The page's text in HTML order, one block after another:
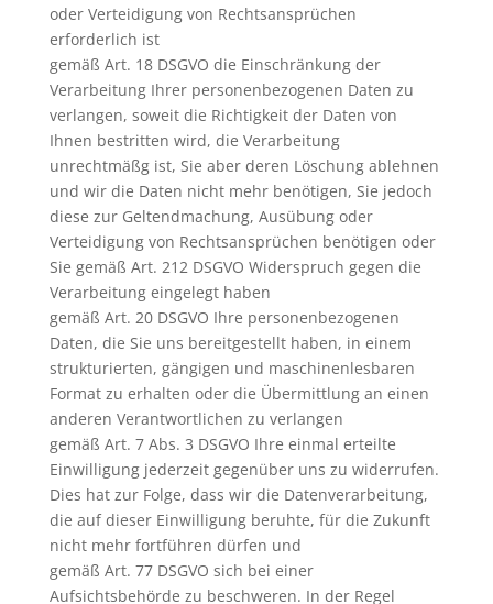
oder Verteidigung von Rechtsansprüchen
erforderlich ist
gemäß Art. 18 DSGVO die Einschränkung der
Verarbeitung Ihrer personenbezogenen Daten zu
verlangen, soweit die Richtigkeit der Daten von
Ihnen bestritten wird, die Verarbeitung
unrechtmäßg ist, Sie aber deren Löschung ablehnen
und wir die Daten nicht mehr benötigen, Sie jedoch
diese zur Geltendmachung, Ausübung oder
Verteidigung von Rechtsansprüchen benötigen oder
Sie gemäß Art. 212 DSGVO Widerspruch gegen die
Verarbeitung eingelegt haben
gemäß Art. 20 DSGVO Ihre personenbezogenen
Daten, die Sie uns bereitgestellt haben, in einem
strukturierten, gängigen und maschinenlesbaren
Format zu erhalten oder die Übermittlung an einen
anderen Verantwortlichen zu verlangen
gemäß Art. 7 Abs. 3 DSGVO Ihre einmal erteilte
Einwilligung jederzeit gegenüber uns zu widerrufen.
Dies hat zur Folge, dass wir die Datenverarbeitung,
die auf dieser Einwilligung beruhte, für die Zukunft
nicht mehr fortführen dürfen und
gemäß Art. 77 DSGVO sich bei einer
Aufsichtsbehörde zu beschweren. In der Regel